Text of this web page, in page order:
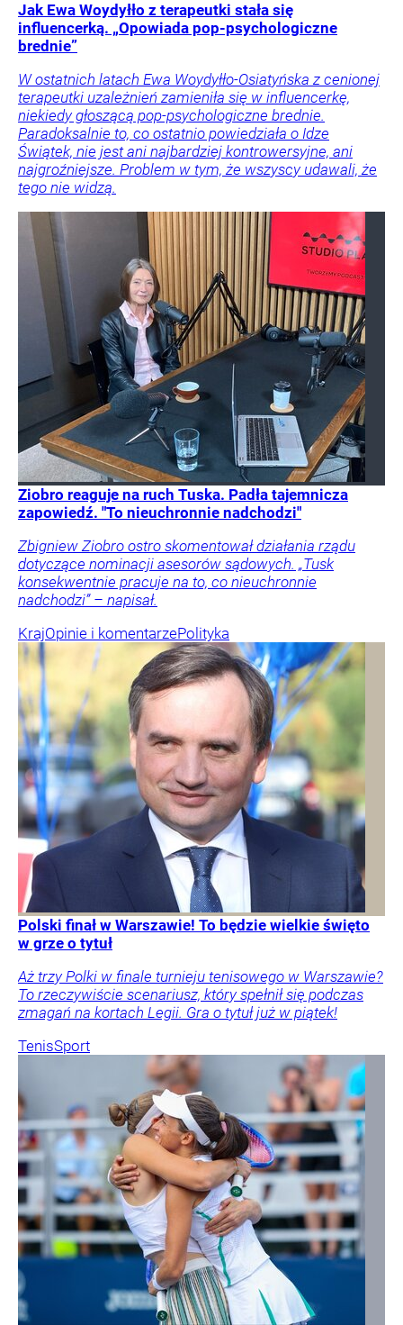
Jak Ewa Woydyłło z terapeutki stała się
influencerką. „Opowiada pop-psychologiczne
brednie”
W ostatnich latach Ewa Woydyłło-Osiatyńska z cenionej
terapeutki uzależnień zamieniła się w influencerkę,
niekiedy głoszącą pop-psychologiczne brednie.
Paradoksalnie to, co ostatnio powiedziała o Idze
Świątek, nie jest ani najbardziej kontrowersyjne, ani
najgroźniejsze. Problem w tym, że wszyscy udawali, że
tego nie widzą.
Ziobro reaguje na ruch Tuska. Padła tajemnicza
zapowiedź. "To nieuchronnie nadchodzi"
Zbigniew Ziobro ostro skomentował działania rządu
dotyczące nominacji asesorów sądowych. „Tusk
konsekwentnie pracuje na to, co nieuchronnie
nadchodzi” – napisał.
KrajOpinie i komentarzePolityka
Polski finał w Warszawie! To będzie wielkie święto
w grze o tytuł
Aż trzy Polki w finale turnieju tenisowego w Warszawie?
To rzeczywiście scenariusz, który spełnił się podczas
zmagań na kortach Legii. Gra o tytuł już w piątek!
TenisSport